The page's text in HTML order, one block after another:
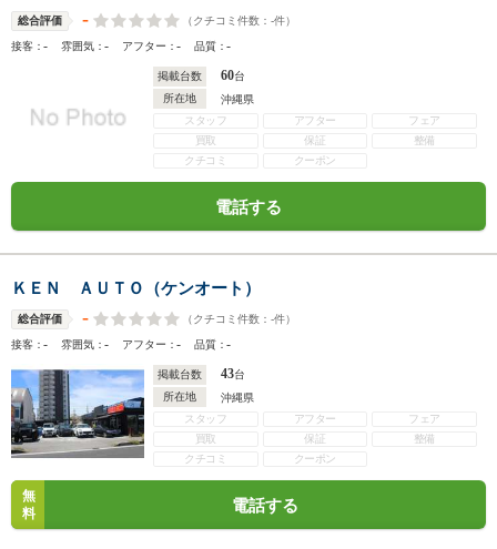
総合評価 - （クチコミ件数： -件）
接客：- 雰囲気：- アフター：- 品質：-
掲載台数 60台
所在地
沖縄県
スタッフ
アフター
フェア
買取
保証
整備
クチコミ
クーポン
電話する
ＫＥＮ ＡＵＴＯ（ケンオート）
総合評価 - （クチコミ件数： -件）
接客：- 雰囲気：- アフター：- 品質：-
掲載台数 43台
所在地
沖縄県
スタッフ
アフター
フェア
買取
保証
整備
クチコミ
クーポン
無
料
電話する